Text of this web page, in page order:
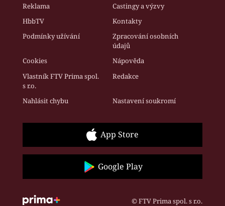
Reklama
Castingy a výzvy
HbbTV
Kontakty
Podmínky užívání
Zpracování osobních
údajů
Cookies
Nápověda
Vlastník FTV Prima spol.
s r.o.
Redakce
Nahlásit chybu Nastavení soukromí
App Store
Google Play
© FTV Prima spol. s r.o.